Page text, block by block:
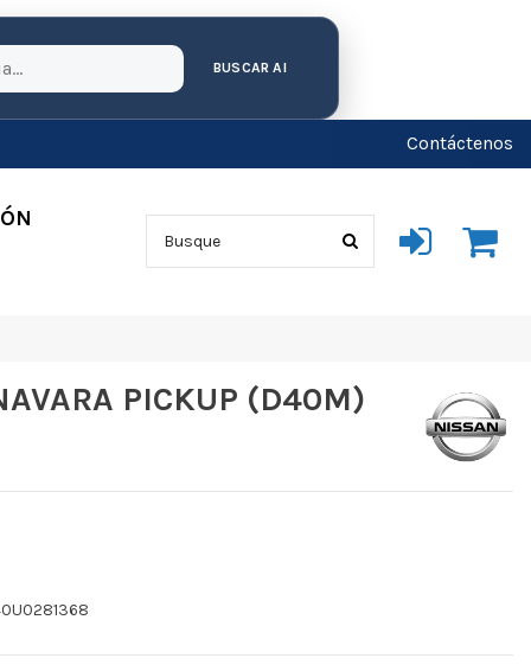
BUSCAR AI
Contáctenos
PICKUP (D40M)